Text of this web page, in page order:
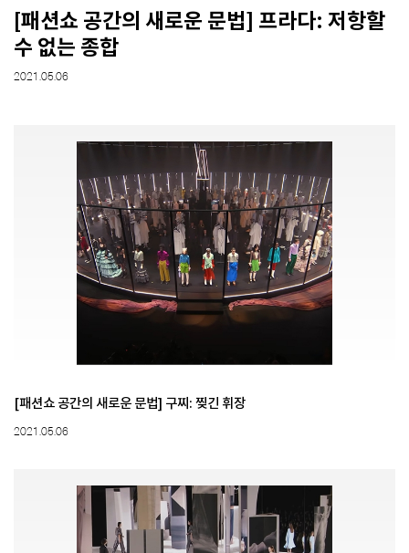
SPACE 소개
공지사항
기사문의
[패션쇼 공간의 새로운 문법] 프라다: 저항할
수 없는 종합
2021.05.06
[패션쇼 공간의 새로운 문법] 구찌: 찢긴 휘장
2021.05.06